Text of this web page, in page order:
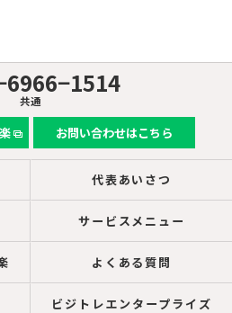
共通
お問い合わせはこちら
代表あいさつ
サービスメニュー
よくある質問
ビジトレエンタープライズ